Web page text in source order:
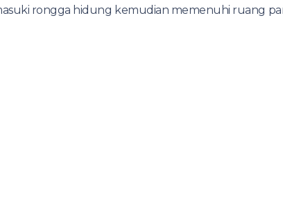
rongga hidung kemudian memenuhi ruang